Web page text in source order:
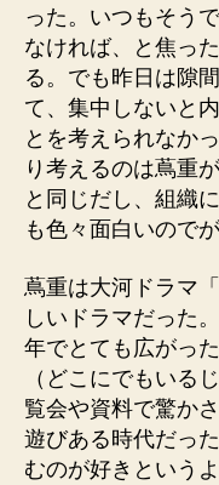
った。いつもそう
なければ、と焦っ
る。でも昨日は隙
て、集中しないと
とを考えられなか
り考えるのは蔦重
と同じだし、組織
も色々面白いので
蔦重は大河ドラマ
しいドラマだった
年でとても広がっ
（どこにでもいる
覧会や資料で驚か
遊びある時代だっ
むのが好きという